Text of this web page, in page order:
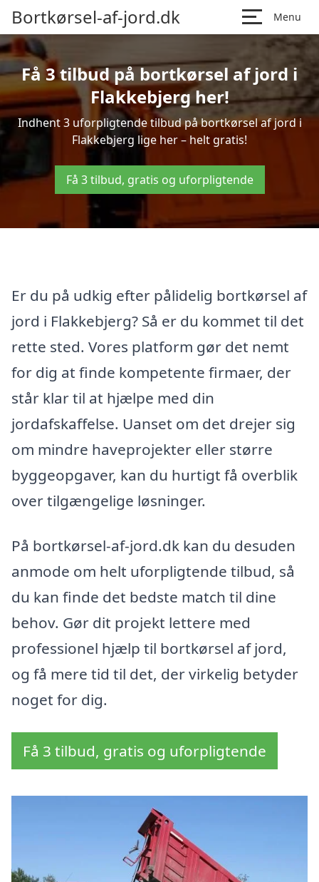
Bortkørsel-af-jord.dk Menu
Få 3 tilbud på bortkørsel af jord i
Flakkebjerg her!
Indhent 3 uforpligtende tilbud på bortkørsel af jord i
Flakkebjerg lige her – helt gratis!
Få 3 tilbud, gratis og uforpligtende
Er du på udkig efter pålidelig bortkørsel af
jord i Flakkebjerg? Så er du kommet til det
rette sted. Vores platform gør det nemt
for dig at finde kompetente firmaer, der
står klar til at hjælpe med din
jordafskaffelse. Uanset om det drejer sig
om mindre haveprojekter eller større
byggeopgaver, kan du hurtigt få overblik
over tilgængelige løsninger.
På bortkørsel-af-jord.dk kan du desuden
anmode om helt uforpligtende tilbud, så
du kan finde det bedste match til dine
behov. Gør dit projekt lettere med
professionel hjælp til bortkørsel af jord,
og få mere tid til det, der virkelig betyder
noget for dig.
Få 3 tilbud, gratis og uforpligtende